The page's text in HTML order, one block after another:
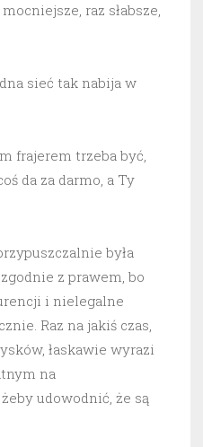
raz słabsze,
sieć tak nabija w
frajerem trzeba być,
da za darmo, a Ty
była
z prawem, bo
i nielegalne
Raz na jakiś czas,
łaskawie wyrazi
na
udowodnić, że są